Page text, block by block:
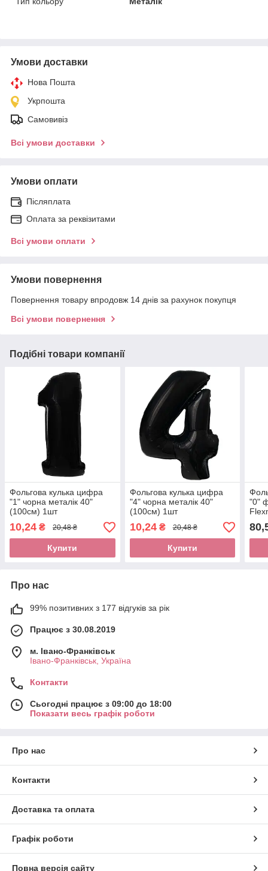
Умови доставки
Нова Пошта
Укрпошта
Самовивіз
Всі умови доставки
Умови оплати
Післяплата
Оплата за реквізитами
Всі умови оплати
Умови повернення
Повернення товару впродовж 14 днів за рахунок покупця
Всі умови повернення
Подібні товари компанії
Фольгова кулька цифра
"1" чорна металік 40"
(100см) 1шт
10,24 ₴ 20,48 ₴
Купити
Фольгова кулька цифра
"4" чорна металік 40"
(100см) 1шт
10,24₴ 20,48 ₴
Купити
"0"
Про нас
99% позитивних з 177 відгуків за рік
Працює з 30.08.2019
м. Івано-Франківськ
Івано-Франківськ, Україна
Контакти
Сьогодні працює з 09:00 до 18:00
Показати весь графік роботи
Про нас
Контакти
Доставка та оплата
Графік роботи
Повна версія сайту